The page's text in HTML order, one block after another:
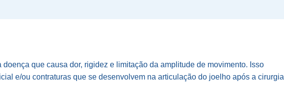
doença que causa dor, rigidez e limitação da amplitude de movimento. Isso
e/ou contraturas que se desenvolvem na articulação do joelho após a cirurgia